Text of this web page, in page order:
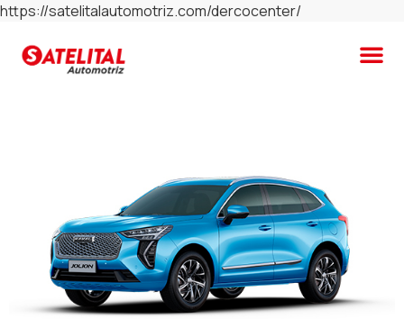
https://satelitalautomotriz.com/dercocenter/